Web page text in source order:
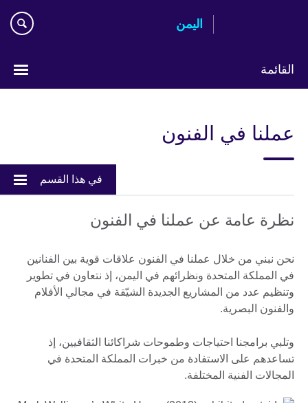
اليمن
القائمة
عملنا في الفنون
في هذا القسم
نظرة عامة عن عملنا في الفنون
نحن نبني من خلال عملنا في الفنون علاقات قوية بين الفنانين
في المملكة المتحدة ونظرائهم في اليمن، إذ نتعاون في تطوير
وتنظيم عدد من المشاريع الجديدة الشيّقة في مجالي الأفلام
والفنون البصرية.
وتلبي برامجنا احتياجات وطموحات شراكائنا الثقافيين، إذ
تساعدهم على الاستفادة من خبرات المملكة المتحدة في
المجالات الفنية المختلفة.